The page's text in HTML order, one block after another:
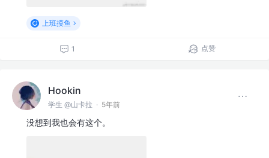
上班摸鱼
1 点赞
Hookin
学生 @山卡拉 · 5年前
没想到我也会有这个。